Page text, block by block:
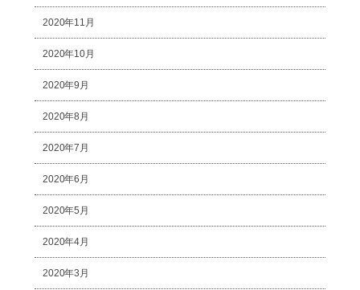
2020年11月
2020年10月
2020年9月
2020年8月
2020年7月
2020年6月
2020年5月
2020年4月
2020年3月